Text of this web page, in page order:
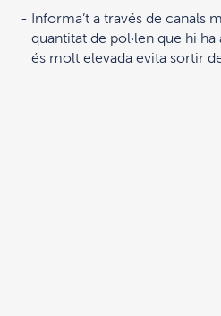
Informa’t a través de canals
quantitat de pol·len que hi ha
és molt elevada evita sortir